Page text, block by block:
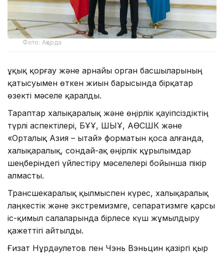
Фото: Ақорда
Құқық қорғау және арнайы орган басшыларының
қатысуымен өткен жиын барысында бірқатар
өзекті мәселе қаралды.
Тараптар халықаралық және өңірлік қауіпсіздіктің
түрлі аспектілері, БҰҰ, ШЫҰ, АӨСШК және
«Орталық Азия – Қытай» форматын қоса алғанда,
халықаралық, сондай-ақ өңірлік құрылымдар
шеңберіндегі үйлестіру мәселелері бойынша пікір
алмасты.
Трансшекаралық қылмыспен күрес, халықаралық
лаңкестік және экстремизмге, сепаратизмге қарсы
іс-қимыл салаларында бірлесе күш жұмылдыру
қажеттігі айтылды.
Ғизат Нұрдәулетов пен Чэнь Вэньцин қазіргі қыр